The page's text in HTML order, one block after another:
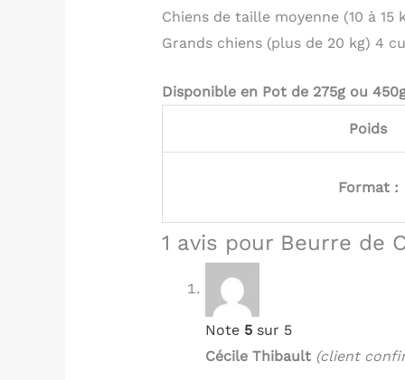
Chiens de taille moyenne (10 à
Grands chiens (plus de 20 kg) 4
Disponible en Pot de 275g ou
Poids
Format :
1 avis pour Beurre de
Note 5sur 5
Cécile Thibault (client